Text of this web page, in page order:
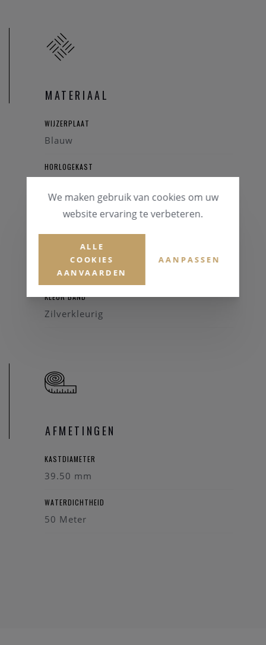
MATERIAAL
WIJZERPLAAT
Blauw
HORLOGEKAST
Staal
KLEUR BAND
Zilverkleurig
AFMETINGEN
KASTDIAMETER
39.50 mm
WATERDICHTHEID
50 Meter
We maken gebruik van cookies om uw
website ervaring te verbeteren.
ALLE
COOKIES
AANVAARDEN
AANPASSEN